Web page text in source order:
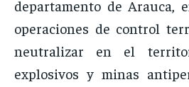
departamento de Arauca,
operaciones de control
neutralizar en el
explosivos y minas